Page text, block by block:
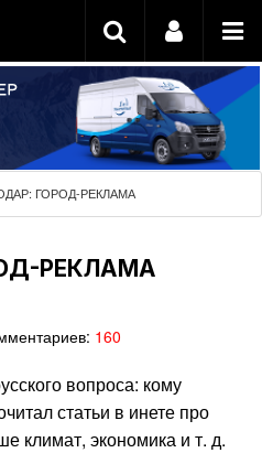
ГОРОД-РЕКЛАМА
РЕКЛАМА
160
вопроса: кому
статьи в инете про
климат, экономика и т. д.